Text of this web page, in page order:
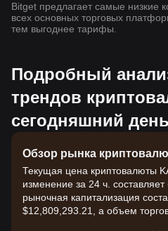
Bitget предлагает самые низкие
всех основных торговых
тем выгоднее тарифы.
Подробный
трендов
сегодняшний
Обзор рынка
Текущая цена криптовалюты
изменение за 24 ч.
рыночная капитализация
$12,809,293.21, а объем